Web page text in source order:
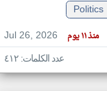
Politics
Jul 26, 2026
منذ ١١ يوم
عدد الكلمات: ٤١٢